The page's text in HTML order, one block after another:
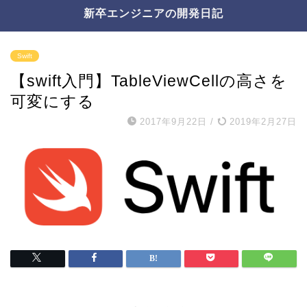
新卒エンジニアの開発日記
Swift
【swift入門】TableViewCellの高さを
可変にする
2017年9月22日 / 2019年2月27日